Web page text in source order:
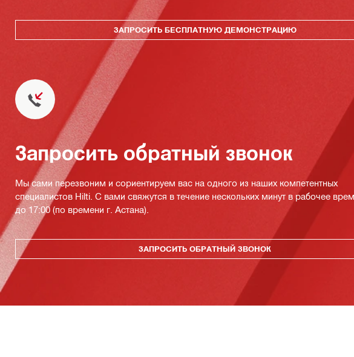
ЗАПРОСИТЬ БЕСПЛАТНУЮ ДЕМОНСТРАЦИЮ
Запросить обратный звонок
Мы сами перезвоним и сориентируем вас на одного из наших компетентных
специалистов Hilti. С вами свяжутся в течение нескольких минут в рабочее
до 17:00 (по времени г. Астана).
ЗАПРОСИТЬ ОБРАТНЫЙ ЗВОНОК